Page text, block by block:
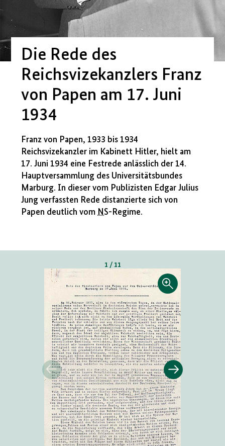
Die Rede des
Reichsvizekanzlers Franz
von Papen am 17. Juni
1934
Franz von Papen, 1933 bis 1934
Reichsvizekanzler im Kabinett Hitler, hielt am
17. Juni 1934 eine Festrede anlässlich der 14.
Hauptversammlung des Universitätsbundes
Marburg. In dieser vom Publizisten Edgar Julius
Jung verfassten Rede distanzierte sich von
Papen deutlich vom NS-Regime.
1 / 11